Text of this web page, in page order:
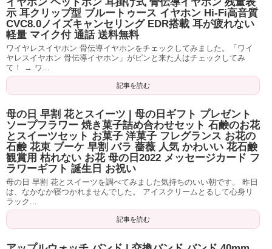
示 耳クリップ型 ブルートゥース イヤホン Hi-Fi高音質
CVC8.0ノイズキャンセリング EDR搭載 耳が疲れない
軽量 マイク付 通話 送料無料
ワイヤレスイヤホン 骨伝導イヤホンをチェックしてみました。「ワイ
ヤレスイヤホン 骨伝導イヤホン」がピンと来た人はチェックしてみ
て！ → ワ...
記事を読む
母の日 早割 花とスイーツ | 母の日ギフト プレゼント
ソープフラワー 焼き菓子詰め合わせセット 石鹸のお花
とスイーツセット お菓子 洋菓子 フレグランス お花の
石鹸 花束 ブーケ 早割 バラ 薔薇 人気 かわいい 花石鹸
観賞用 枯れない お花 母の日2022 メッセージカード フ
ラワーギフト 誕生日 お祝い
母の日 早割 花とスイーツを調べてみました気持ちのいい朝です。 昨日
は、なかなか寝つかれませんでした。 アイスクリームとるして心身リ
ラック...
記事を読む